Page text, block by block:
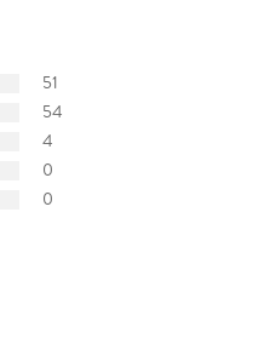
51
54
4
0
0